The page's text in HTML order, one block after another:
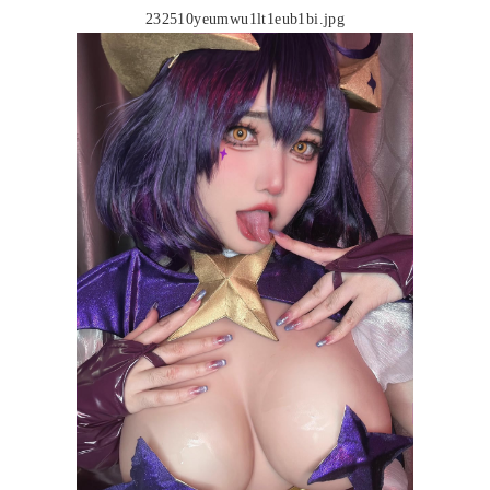
232510yeumwu1lt1eub1bi.jpg